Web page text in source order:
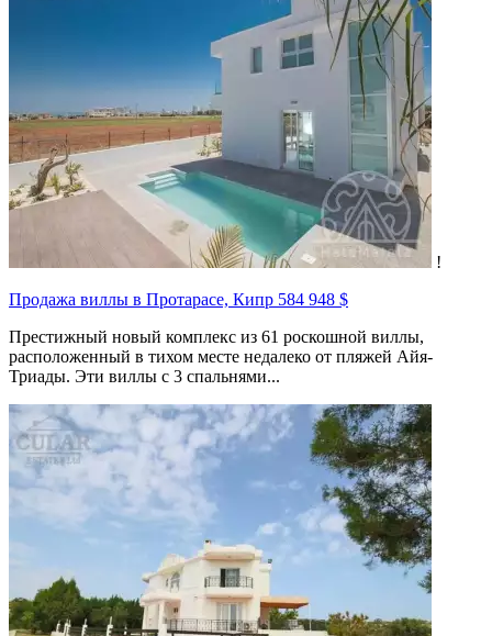
!
Продажа виллы в Протарасе, Кипр 584 948 $
Престижный новый комплекс из 61 роскошной виллы,
расположенный в тихом месте недалеко от пляжей Айя-
Триады. Эти виллы с 3 спальнями...